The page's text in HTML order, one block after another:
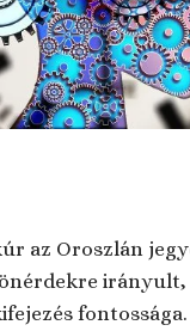
az Oroszlán
irányult,
fontossága.